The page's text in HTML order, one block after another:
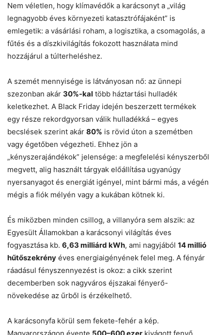
Nem véletlen, hogy klímavédők a karácsonyt a „világ
legnagyobb éves környezeti katasztrófájaként” is
emlegetik: a vásárlási roham, a logisztika, a csomagolás, a
fűtés és a díszkivilágítás fokozott használata mind
hozzájárul a túlterheléshez.
A szemét mennyisége is látványosan nő: az ünnepi
szezonban akár 30%-kal több háztartási hulladék
keletkezhet. A Black Friday idején beszerzett termékek
egy része rekordgyorsan válik hulladékká – egyes
becslések szerint akár 80% is rövid úton a szemétben
vagy égetőben végezheti. Ehhez jön a
„kényszerajándékok” jelensége: a megfelelési kényszerből
megvett, alig használt tárgyak előállítása ugyanúgy
nyersanyagot és energiát igényel, mint bármi más, a végén
mégis a fiók mélyén vagy a kukában kötnek ki.
És miközben minden csillog, a villanyóra sem alszik: az
Egyesült Államokban a karácsonyi világítás éves
fogyasztása kb. 6,63 milliárd kWh, ami nagyjából 14 millió
hűtőszekrény éves energiaigényének felel meg. A fényár
ráadásul fényszennyezést is okoz: a cikk szerint
decemberben sok nagyváros éjszakai fényerő-
növekedése az űrből is érzékelhető.
A karácsonyfa körül sem fekete-fehér a kép.